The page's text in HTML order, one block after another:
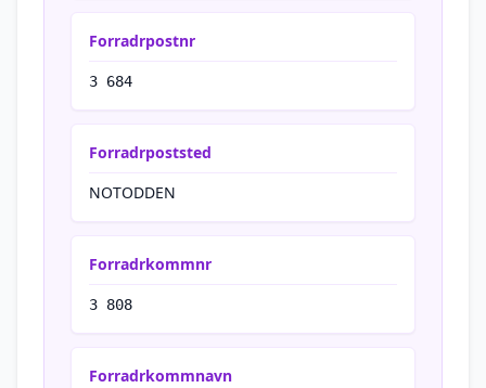
Forradrpostnr
3 684
Forradrpoststed
NOTODDEN
Forradrkommnr
3 808
Forradrkommnavn